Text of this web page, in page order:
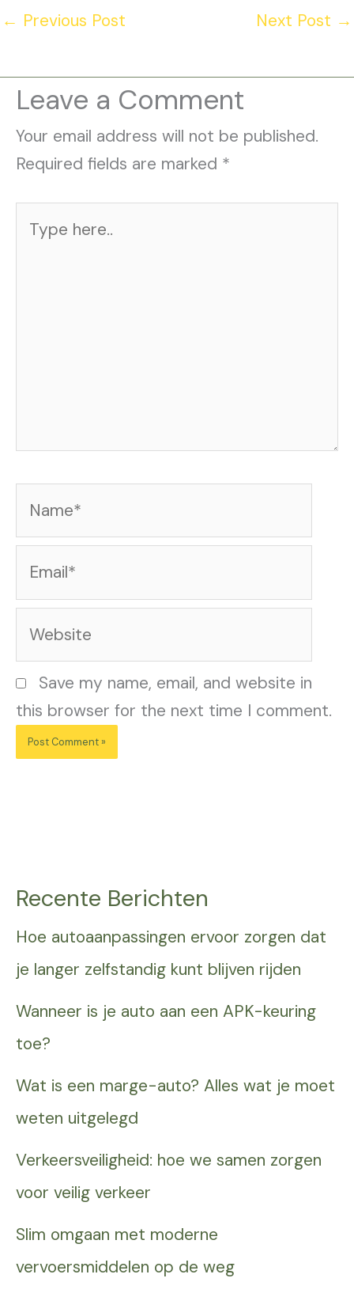
← Previous Post Next Post →
Leave a Comment
Your email address will not be published.
Required fields are marked *
here..
Save my name, email, and website in
this browser for the next time I comment.
Recente Berichten
Hoe autoaanpassingen ervoor zorgen dat
je langer zelfstandig kunt blijven rijden
Wanneer is je auto aan een APK-keuring
toe?
Wat is een marge-auto? Alles wat je moet
weten uitgelegd
Verkeersveiligheid: hoe we samen zorgen
voor veilig verkeer
Slim omgaan met moderne
vervoersmiddelen op de weg